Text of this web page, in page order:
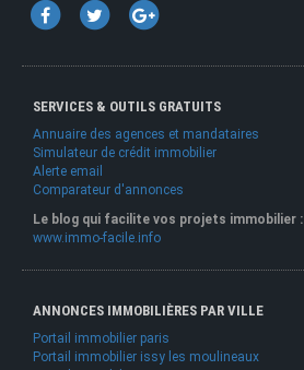
SERVICES & OUTILS GRATUITS
Annuaire des agences et mandataires
Simulateur de crédit immobilier
Alerte email
Comparateur d'annonces
Le blog qui facilite vos projets immobilier :
www.immo-facile.info
ANNONCES IMMOBILIÈRES PAR VILLE
Portail immobilier paris
Portail immobilier issy les moulineaux